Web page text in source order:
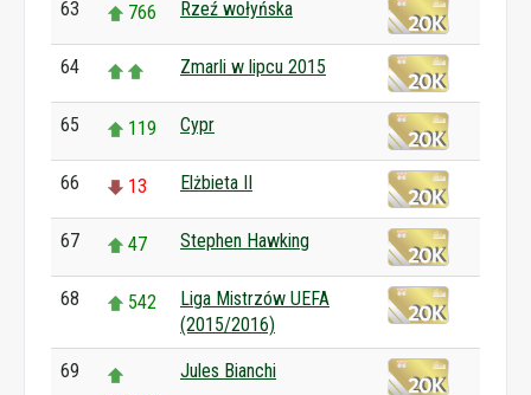
63 766 Rzeź wołyńska
64 Zmarli w lipcu 2015
65 119 Cypr
66 13 Elżbieta II
67 47 Stephen Hawking
68 542
Liga Mistrzów UEFA
(2015/2016)
69
Jules Bianchi